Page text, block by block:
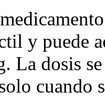
y puede
La dosis
cuando